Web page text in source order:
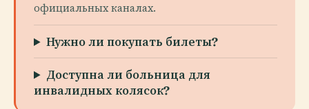
официальных каналах.
Нужно ли покупать билеты?
Доступна ли больница для
инвалидных колясок?